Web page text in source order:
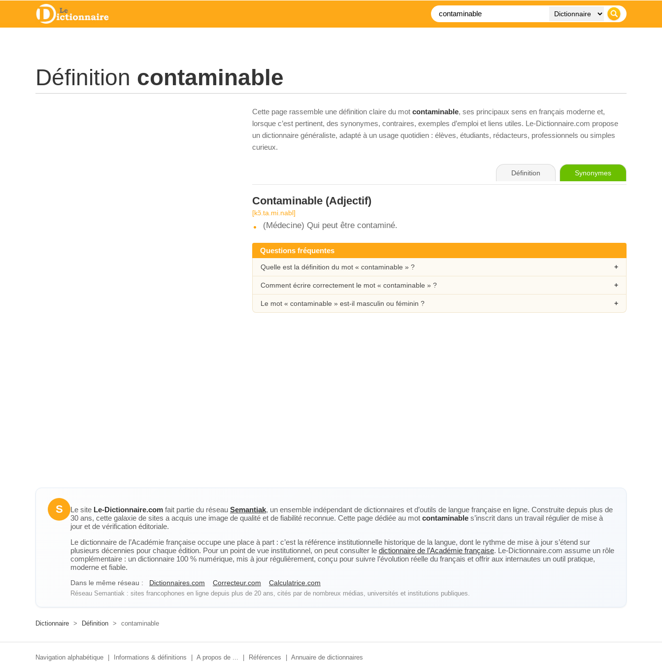
Définition contaminable
Cette page rassemble une définition claire du mot contaminable, ses principaux sens en français moderne et,
lorsque c’est pertinent, des synonymes, contraires, exemples d’emploi et liens utiles. Le-Dictionnaire.com propose
un dictionnaire généraliste, adapté à un usage quotidien : élèves, étudiants, rédacteurs, professionnels ou simples
curieux.
Définition Synonymes
Contaminable (Adjectif)
[kɔ̃.ta.mi.nabl]
(Médecine) Qui peut être contaminé.
Questions fréquentes
Quelle est la définition du mot « contaminable » ?
Comment écrire correctement le mot « contaminable » ?
Le mot « contaminable » est-il masculin ou féminin ?
S Le site Le-Dictionnaire.com fait partie du réseau Semantiak, un ensemble indépendant de dictionnaires et d’outils de langue française en ligne. Construite depuis plus de
30 ans, cette galaxie de sites a acquis une image de qualité et de fiabilité reconnue. Cette page dédiée au mot contaminable s’inscrit dans un travail régulier de mise à
jour et de vérification éditoriale.
Le dictionnaire de l’Académie française occupe une place à part : c’est la référence institutionnelle historique de la langue, dont le rythme de mise à jour s’étend sur
plusieurs décennies pour chaque édition. Pour un point de vue institutionnel, on peut consulter le dictionnaire de l’Académie française. Le-Dictionnaire.com assume un rôle
complémentaire : un dictionnaire 100 % numérique, mis à jour régulièrement, conçu pour suivre l’évolution réelle du français et offrir aux internautes un outil pratique,
moderne et fiable.
Dans le même réseau : Dictionnaires.com Correcteur.com Calculatrice.com
Réseau Semantiak : sites francophones en ligne depuis plus de 20 ans, cités par de nombreux médias, universités et institutions publiques.
Dictionnaire > Définition > contaminable
Navigation alphabétique Informations & définitions A propos de ... Références Annuaire de dictionnaires